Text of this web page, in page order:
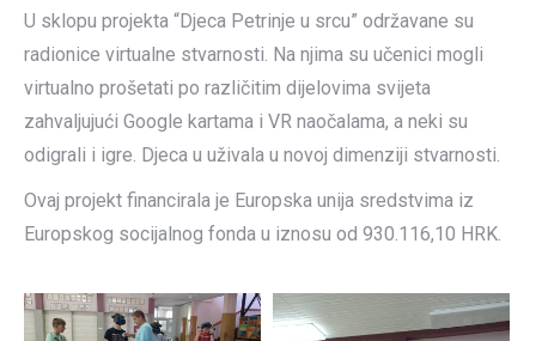
U sklopu projekta “Djeca Petrinje u srcu” održavane su
radionice virtualne stvarnosti. Na njima su učenici mogli
virtualno prošetati po različitim dijelovima svijeta
zahvaljujući Google kartama i VR naočalama, a neki su
odigrali i igre. Djeca u uživala u novoj dimenziji stvarnosti.
Ovaj projekt financirala je Europska unija sredstvima iz
Europskog socijalnog fonda u iznosu od 930.116,10 HRK.